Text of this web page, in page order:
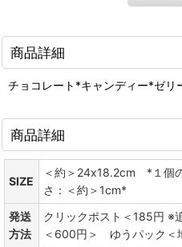
商品詳細
チョコレート*キャンディー*ゼリ
商品詳細
SIZE
＜約＞24x18.2cm *１個
さ：＜約＞1cm*
発送
方法
クリックポスト＜185円
＜600円＞ ゆうパック＜